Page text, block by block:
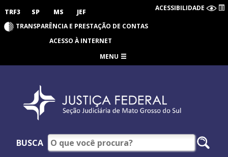
TRF3 SP MS JEF ACESSIBILIDADE
TRANSPARÊNCIA E PRESTAÇÃO DE CONTAS
ACESSO À INTERNET
MENU
BUSCA